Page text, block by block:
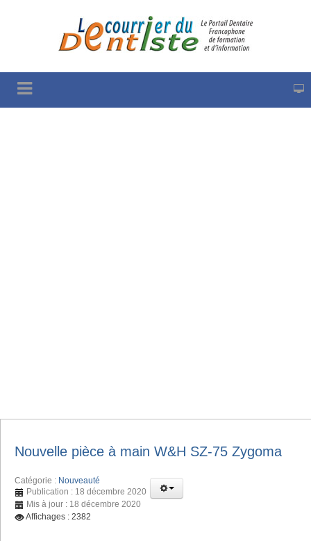
Nouvelle pièce à main W&H SZ-75 Zygoma
Catégorie : Nouveauté
Publication : 18 décembre 2020
Mis à jour : 18 décembre 2020
Affichages : 2382